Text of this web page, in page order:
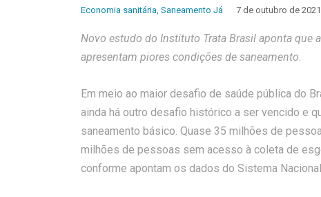
Economia sanitária Saneamento Já 7 de outubro de 2021
Novo estudo do Instituto Trata Brasil aponta que
apresentam piores condições de saneamento
Em meio ao maior desafio de saúde pública do
ainda há outro desafio histórico a ser vencido e
saneamento básico. Quase 35 milhões de
milhões de pessoas sem acesso à coleta de
conforme apontam os dados do Sistema